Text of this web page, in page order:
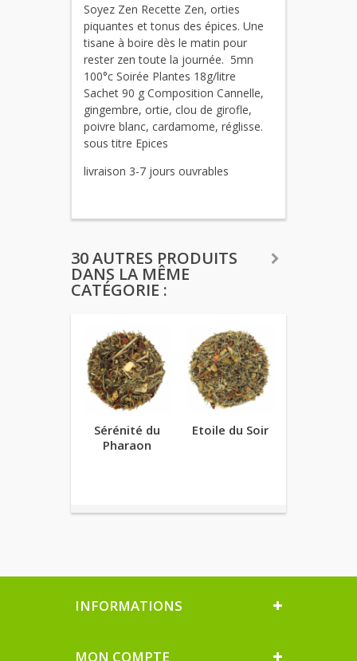
Soyez Zen Recette Zen, orties
piquantes et tonus des épices. Une
tisane à boire dès le matin pour
rester zen toute la journée. 5mn
100°c Soirée Plantes 18g/litre
Sachet 90 g Composition Cannelle,
gingembre, ortie, clou de girofle,
poivre blanc, cardamome, réglisse.
sous titre Epices
livraison 3-7 jours ouvrables
30 AUTRES PRODUITS
DANS LA MÊME
CATÉGORIE :
Sérénité du
Pharaon
Etoile du Soir
INFORMATIONS
MON COMPTE